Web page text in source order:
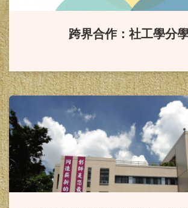
賀！本系林淑華助理
國科會113年研究計畫補助
賀！本系研究生通過
商心理師高考，成績優異！
賀！本系113年社會
考通過，成績優異！！
賀！本系99級系友劉
跨界合作：社工學分